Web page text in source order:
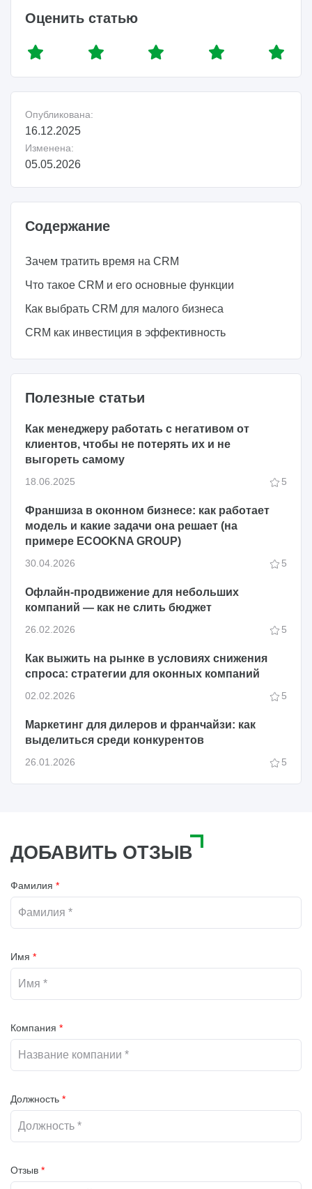
Оценить статью
Опубликована:
16.12.2025
Изменена:
05.05.2026
Содержание
Зачем тратить время на CRM
Что такое CRM и его основные функции
Как выбрать CRM для малого бизнеса
CRM как инвестиция в эффективность
Полезные статьи
Как менеджеру работать с негативом от
клиентов, чтобы не потерять их и не
выгореть самому
18.06.2025 5
Франшиза в оконном бизнесе: как работает
модель и какие задачи она решает (на
примере ECOOKNA GROUP)
30.04.2026 5
Офлайн-продвижение для небольших
компаний — как не слить бюджет
26.02.2026 5
Как выжить на рынке в условиях снижения
спроса: стратегии для оконных компаний
02.02.2026 5
Маркетинг для дилеров и франчайзи: как
выделиться среди конкурентов
26.01.2026 5
ДОБАВИТЬ ОТЗЫВ
Фамилия *
Имя *
Компания *
Должность *
Отзыв *